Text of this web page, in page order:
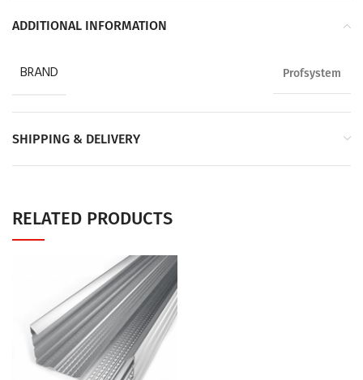
ADDITIONAL INFORMATION
BRAND Profsystem
SHIPPING & DELIVERY
RELATED PRODUCTS